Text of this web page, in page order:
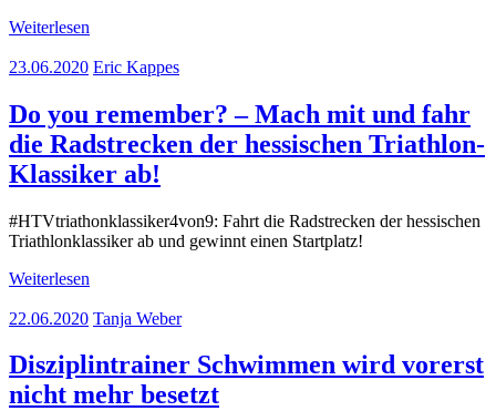
Weiterlesen
23.06.2020 Eric Kappes
Do you remember? – Mach mit und fahr
die Radstrecken der hessischen Triathlon-
Klassiker ab!
#HTVtriathonklassiker4von9: Fahrt die Radstrecken der hessischen
Triathlonklassiker ab und gewinnt einen Startplatz!
Weiterlesen
22.06.2020 Tanja Weber
Disziplintrainer Schwimmen wird vorerst
nicht mehr besetzt